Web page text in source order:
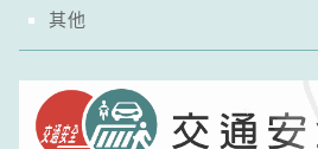
其他